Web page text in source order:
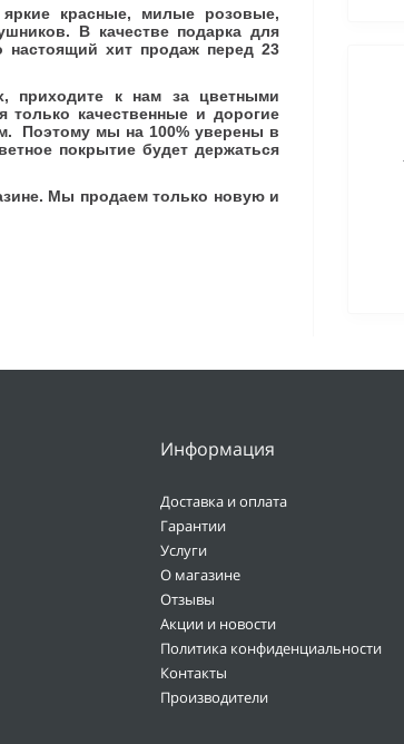
красные, милые розовые,
В качестве подарка для
хит продаж перед 23
к нам за цветными
качественные и дорогие
Поэтому мы на 100% уверены в
покрытие будет держаться
Мы продаем только новую и
Информация
Доставка и оплата
Гарантии
Услуги
О магазине
Отзывы
Акции и новости
Политика конфиденциальности
Контакты
Производители